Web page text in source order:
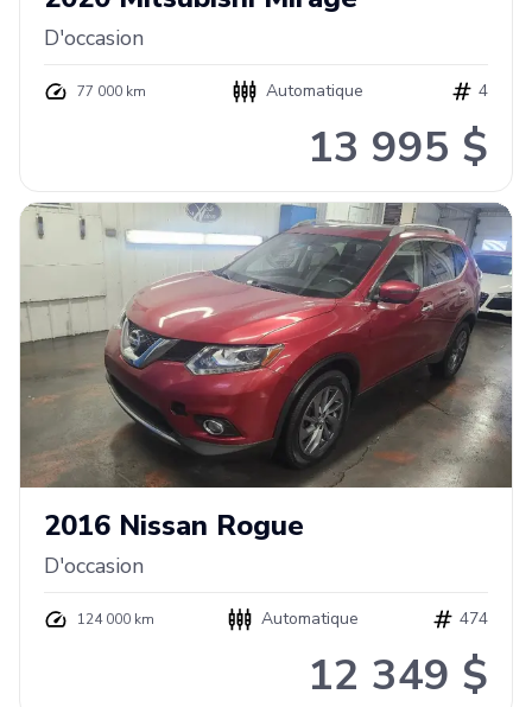
D'occasion
77 000 km Automatique 4
13 995 $
2016 Nissan Rogue
D'occasion
124 000 km Automatique 474
12 349 $